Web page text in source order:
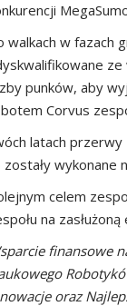
walkach w fazach
punków, aby
Corvus
latach
wykonane
celem
na
finansowe
oraz